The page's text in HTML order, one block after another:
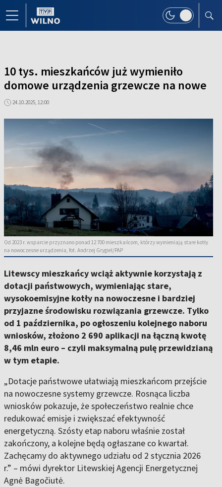
10 tys. mieszkańców już wymieniło
domowe urządzenia grzewcze na nowe
24.10.2025, 12:00
Od 2023 r. wsparcie przyznano ponad 12 700 mieszkańcom, którzy wymieniają stare kotły
na nowoczesne urządzenia, fot. Andrzej Grygiel/PAP
Litewscy mieszkańcy wciąż aktywnie korzystają z
dotacji państwowych, wymieniając stare,
wysokoemisyjne kotły na nowoczesne i bardziej
przyjazne środowisku rozwiązania grzewcze. Tylko
od 1 października, po ogłoszeniu kolejnego naboru
wniosków, złożono 2 690 aplikacji na łączną kwotę
8,46 mln euro – czyli maksymalną pulę przewidzianą
w tym etapie.
„Dotacje państwowe ułatwiają mieszkańcom przejście
na nowoczesne systemy grzewcze. Rosnąca liczba
wniosków pokazuje, że społeczeństwo realnie chce
redukować emisje i zwiększać efektywność
energetyczną. Szósty etap naboru właśnie został
zakończony, a kolejne będą ogłaszane co kwartał.
Zachęcamy do aktywnego udziału od 2 stycznia 2026
r.” – mówi dyrektor Litewskiej Agencji Energetycznej
Agnė Bagočiutė.